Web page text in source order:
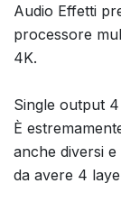
Audio Effetti
processore
4K.
Single output
È
anche diversi
da avere 4